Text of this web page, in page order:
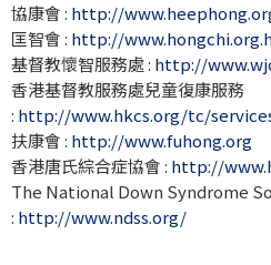
協康會 : http://
匡智會 : http://
基督教懷智服務處 : http://
香港基督教服務處兒童復康服務
: http://www.hkcs.org/tc/
扶康會 : http://www.fuhong.org
香港唐氏綜合症協會 : http://
The National Down Syndrome
: http://www.ndss.org/